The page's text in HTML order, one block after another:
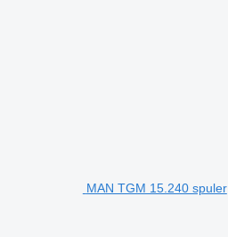
MAN TGM 15.240 spuler